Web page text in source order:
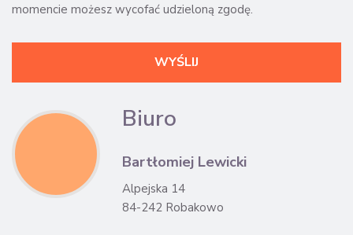
momencie możesz wycofać udzieloną zgodę.
Biuro
Bartłomiej Lewicki
Alpejska 14
84-242 Robakowo